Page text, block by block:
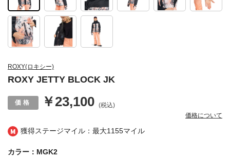
獲得ステージマイル：最大1155マイル
ROXY(ロキシー)
ROXY JETTY BLOCK JK
￥23,100 (税込)
価格について
カラー：MGK2